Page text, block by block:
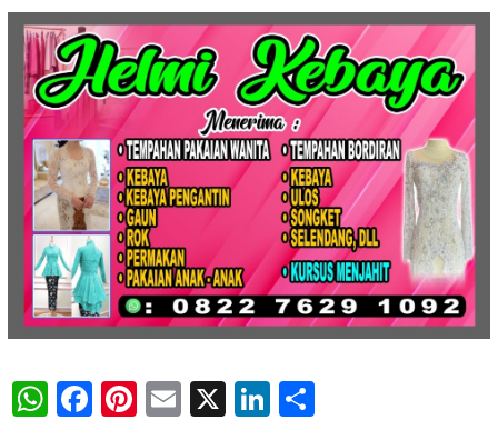
WhatsApp
Facebook
Pinterest
Email
X LinkedIn